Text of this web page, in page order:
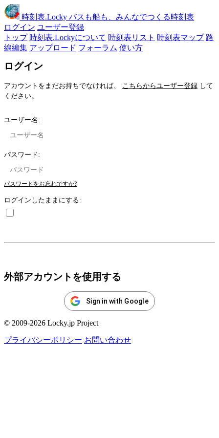
時刻表.Locky バスも船も、みんなでつくる時刻表
ログイン ユーザー登録
トップ 時刻表.Lockyについて 時刻表リスト 時刻表マップ 路
線編集 アップロード フォーラム 使い方
ログイン
アカウントをまだお持ちでなければ、 こちらからユーザー登録 して
ください。
ユーザー名:
パスワード:
パスワードをお忘れですか?
ログインしたままにする:
外部アカウントを使用する
Sign in with Google
© 2009-2026 Locky.jp Project
プライバシーポリシー お問い合わせ